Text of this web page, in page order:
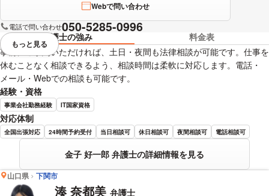
Webで問い合わせ
電話で問い合わせ050-5285-0996
弁護士の強み
料金表
事前にご予約いただければ、土日・夜間も法律相談が可能です。仕事を
休むことなく相談できるよう、相談時間は柔軟に対応します。電話・
メール・Webでの相談も可能です。
経験・資格
事業会社勤務経験 IT国家資格
対応体制
全国出張対応 24時間予約受付 当日相談可 休日相談可 夜間相談可 電話相談可
金子 好一郎 弁護士の詳細情報を見る
視覚的に省略されている要素を
もっと見る
山口県 下関市
湊 奈都美 弁護士